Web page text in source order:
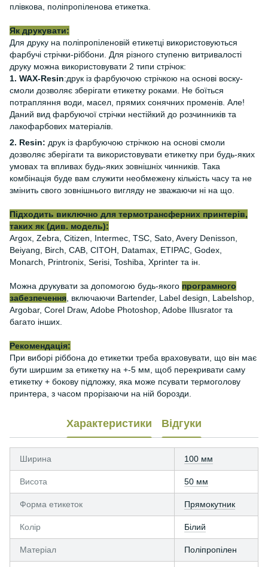
плівкова, поліпропіленова етикетка.
Як друкувати:
Для друку на поліпропіленовій етикетці використовуються
фарбучі стрічки-ріббони. Для різного ступеню витривалості
друку можна використовувати 2 типи стрічок:
1. WAX-Resin:друк із фарбуючою стрічкою на основі воску-
смоли дозволяє зберігати етикетку роками. Не боїться
потрапляння води, масел, прямих сонячних променів. Але!
Даний вид фарбуючої стрічки нестійкий до розчинників та
лакофарбових матеріалів.
2. Resin: друк із фарбуючою стрічкою на основі смоли
дозволяє зберігати та використовувати етикетку при будь-яких
умовах та впливах будь-яких зовнішніх чинників. Така
комбінація буде вам служити необмежену кількість часу та не
змінить свого зовнішнього вигляду не зважаючи ні на що.
Підходить виключно для термотрансферних принтерів,
таких як (див. модель):
Argox, Zebra, Citizen, Intermec, TSC, Sato, Avery Denisson,
Beiyang, Birch, CAB, CITOH, Datamax, ETIPAC, Godex,
Monarch, Printronix, Serisi, Toshiba, Xprinter та ін.
Можна друкувати за допомогою будь-якого програмного
забезпечення , включаючи Bartender, Label design, Labelshop,
Argobar, Corel Draw, Adobe Photoshop, Adobe Illusrator та
багато інших.
Рекомендація:
При виборі ріббона до етикетки треба враховувати, що він має
бути ширшим за етикетку на +-5 мм, щоб перекривати саму
етикетку + бокову підложку, яка може псувати термоголову
принтера, з часом прорізаючи на ній борозди.
Характеристики Відгуки
Ширина 100 мм
Висота 50 мм
Форма етикеток Прямокутник
Колір Білий
Матеріал Поліпропілен